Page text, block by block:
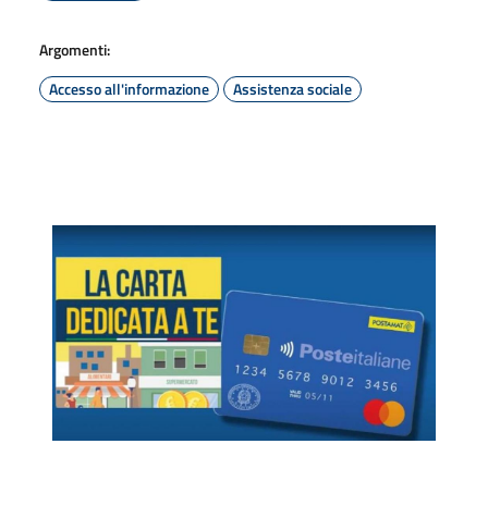
Argomenti:
Accesso all'informazione
Assistenza sociale